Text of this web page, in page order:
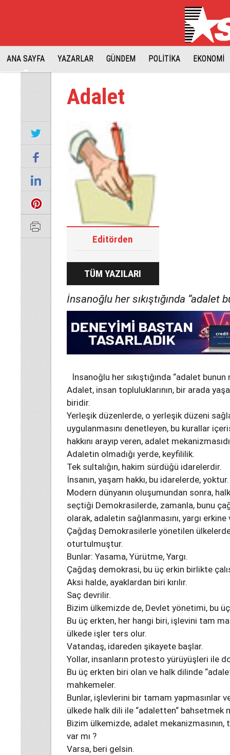
ANA SAYFA YAZARLAR GÜNDEM POLİTİKA EKONOMİ
Adalet
Editörden
TÜM YAZILARI
İnsanoğlu her sıkıştığında “adalet
İnsanoğlu her sıkıştığında “adalet
Adalet, insan topluluklarının, bir arada
biridir.
Yerleşik düzenlerde, o yerleşik düzeni
uygulanmasını denetleyen, bu kurallar
hakkını arayıp veren, adalet
Adaletin olmadığı yerde, keyfililik.
Tek sultalığın, hakim sürdüğü idarelerdir.
İnsanın, yaşam hakkı, bu idarelerde, yoktur.
Modern dünyanın oluşumundan sonra,
seçtiği Demokrasilerde, zamanla, bunu
olarak, adaletin sağlanmasını, yargı
Çağdaş Demokrasilerle yönetilen
oturtulmuştur.
Bunlar: Yasama, Yürütme, Yargı.
Çağdaş demokrasi, bu üç erkin birlikte
Aksi halde, ayaklardan biri kırılır.
Saç devrilir.
Bizim ülkemizde de, Devlet yönetimi, bu
Bu üç erkten, her hangi biri, işlevini tam
ülkede işler ters olur.
Vatandaş, idareden şikayete başlar.
Yollar, insanların protesto yürüyüşleri ile
Bu üç erkten biri olan ve halk dilinde
mahkemeler.
Bunlar, işlevlerini bir tamam yapmasınlar
ülkede halk dili ile “adaletten“ bahsetmek
Bizim ülkemizde, adalet mekanizmasının,
var mı ?
Varsa, beri gelsin.